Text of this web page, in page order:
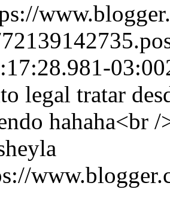
03:00
legal tratar
hahaha<br